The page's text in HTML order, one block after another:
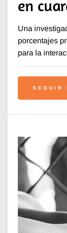
en
Una
porcentajes
para la
SEGUIR